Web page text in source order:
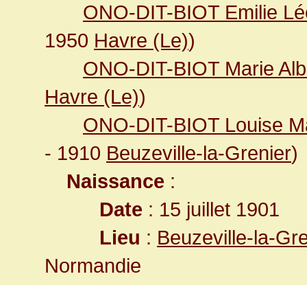
ONO-DIT-BIOT Emilie
1950 Havre (Le))
ONO-DIT-BIOT Marie
Havre (Le))
ONO-DIT-BIOT Louise
- 1910 Beuzeville-la-Grenier)
Naissance :
Date : 15 juillet 1901
Lieu : Beuzeville-la-
Normandie